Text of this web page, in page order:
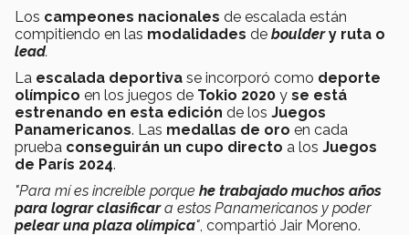
Los campeones nacionales de escalada están
compitiendo en las modalidades de bouldery ruta o
lead.
La escalada deportiva se incorporó como deporte
olímpico en los juegos de Tokio 2020 y se está
estrenando en esta edición de los Juegos
Panamericanos. Las medallas de oro en cada
prueba conseguirán un cupo directo a los Juegos
de París 2024.
"Para mí es increíble porque he trabajado muchos años
para lograr clasificara estos Panamericanos y poder
pelear una plaza olímpica" , compartió Jair Moreno.